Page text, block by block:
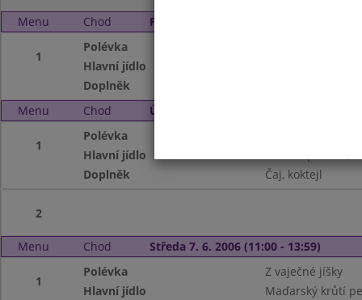
Menu Chod Pondělí 5. 6. 2006 (11:00 - 13:59)
1
Polévka
Hlavní jídlo
Doplněk
Menu
Chod Úterý 6. 6. 2006 (11:00 - 13:59)
1
Polévka
Hlavní jídlo
Doplněk
Čaj, koktejl
2
Menu Chod Středa 7. 6. 2006 (11:00 - 13:59)
1
Polévka
Z vaječné jíšky
Hlavní jídlo
Maďarský krůtí